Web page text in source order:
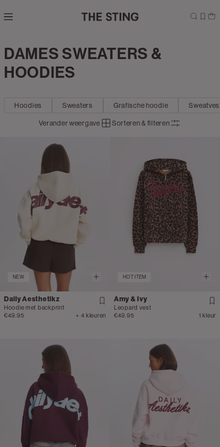
direct naar
zoekbalk
Navigeer
direct
Kleding
DAMES SWEATERS &
HOODIES
Hoodies Sweaters Grafische hoodie
Verander weergave Sorteren & filteren
NEW
Daily Aesthetikz
Hoodie met backprint
€49.95
+ 4 kleuren
HOT ITEM
Amy & Ivy
Leopard vest
€49.95
1 kleur